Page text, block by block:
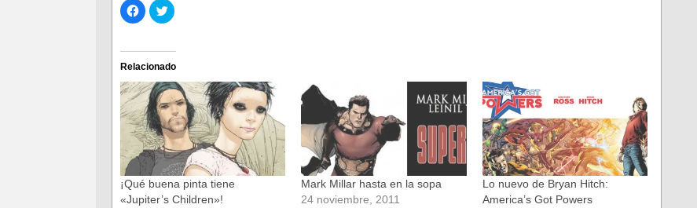
Haz
clic
para
Facebook
(Se
abre
en
una
ventana
nueva)
Haz
clic
Twitter
(Se
abre
en
una
ventana
nueva)
Relacionado
¡Qué buena pinta tiene
«Jupiter’s Children»!
Mark Millar hasta en la sopa
24 noviembre, 2011
Lo nuevo de Bryan Hitch:
America’s Got Powers